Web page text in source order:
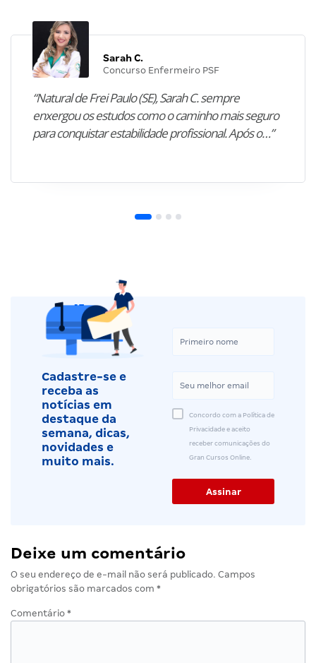
Sarah C.
Concurso Enfermeiro PSF
“Natural de Frei Paulo (SE), Sarah C. sempre
enxergou os estudos como o caminho mais seguro
para conquistar estabilidade profissional. Após o…”
Cadastre-se e
receba as
notícias em
destaque da
semana, dicas,
novidades e
muito mais.
Concordo com a Política de
Privacidade e aceito
receber comunicações do
Gran Cursos Online.
Deixe um comentário
O seu endereço de e-mail não será publicado. Campos
obrigatórios são marcados com *
Comentário *